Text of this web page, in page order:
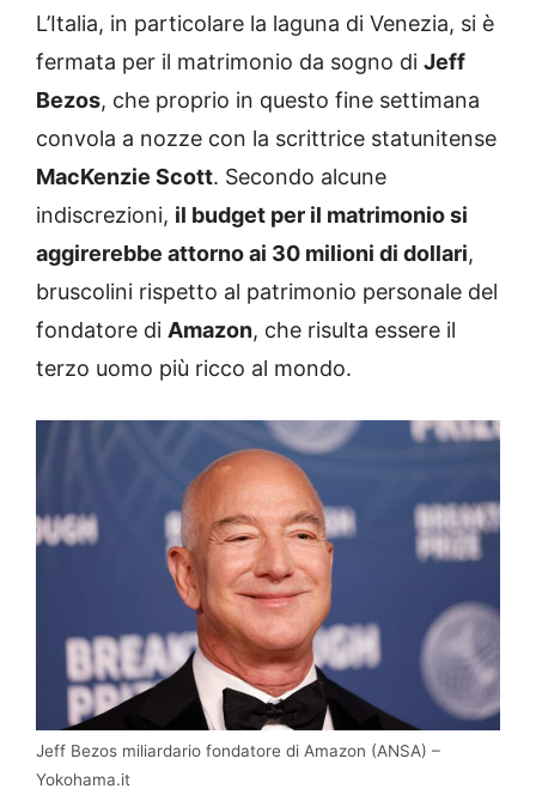
L’Italia, in particolare la laguna di Venezia, si è
fermata per il matrimonio da sogno di Jeff
Bezos, che proprio in questo fine settimana
convola a nozze con la scrittrice statunitense
MacKenzie Scott. Secondo alcune
indiscrezioni, il budget per il matrimonio si
aggirerebbe attorno ai 30 milioni di dollari,
bruscolini rispetto al patrimonio personale del
fondatore di Amazon, che risulta essere il
terzo uomo più ricco al mondo.
Jeff Bezos miliardario fondatore di Amazon (ANSA) –
Yokohama.it